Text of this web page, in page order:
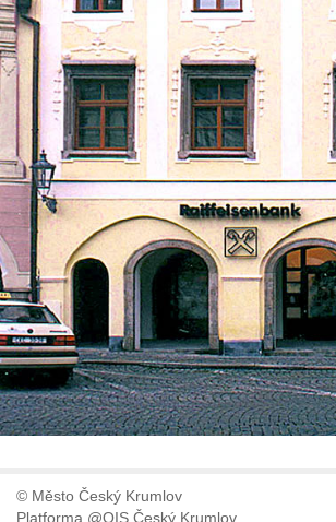
© Město Český Krumlov
Platforma @OIS Český Krumlov